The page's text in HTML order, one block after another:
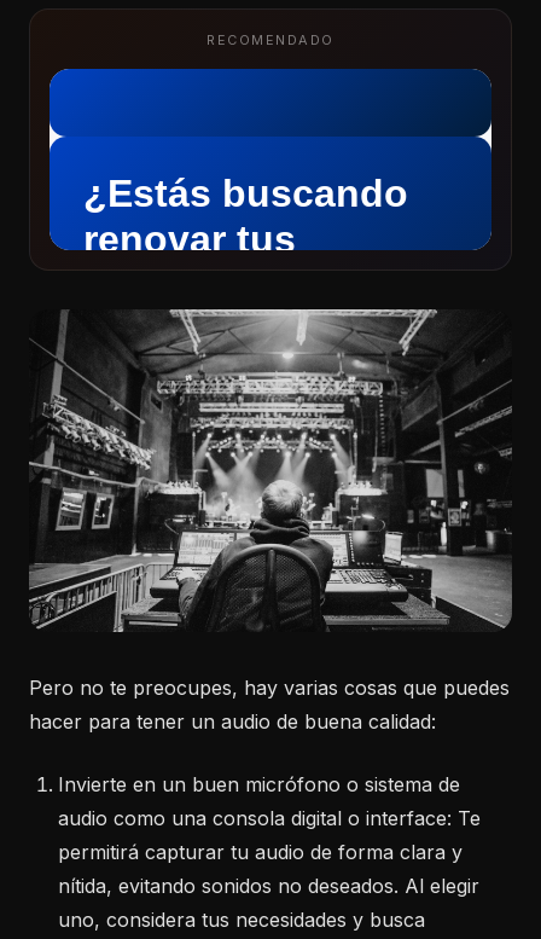
RECOMENDADO
Pero no te preocupes, hay varias cosas que puedes
hacer para tener un audio de buena calidad:
Invierte en un buen micrófono o sistema de
audio como una consola digital o interface: Te
permitirá capturar tu audio de forma clara y
nítida, evitando sonidos no deseados. Al elegir
uno, considera tus necesidades y busca